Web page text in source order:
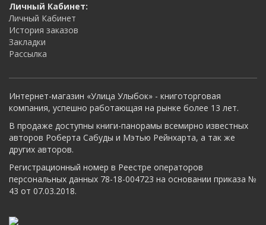
Личный Кабинет:
Личный Кабинет
История заказов
Закладки
Рассылка
Интернет-магазин «Улица Улыбок» - книготорговая
компания, успешно работающая на рынке более 13 лет.
В продаже доступны книги-панорамы всемирно известных
авторов Роберта Сабуды и Мэтью Рейнхарта, а так же
других авторов.
Регистрационный номер в Реестре операторов
персональных данных 78-18-004723 на основании приказа №
43 от 07.03.2018.